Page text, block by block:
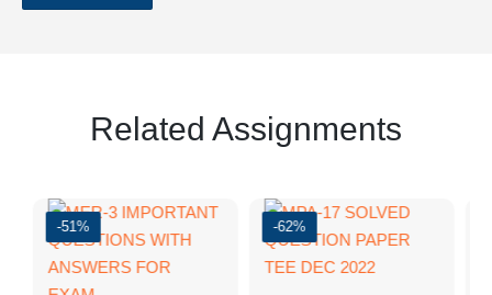
Related Assignments
-51% -62%